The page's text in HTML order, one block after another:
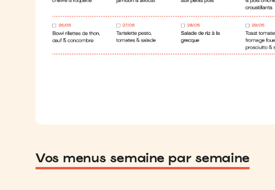
Vos menus semaine par semaine